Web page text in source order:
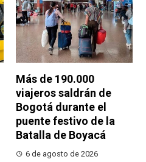
Más de 190.000
viajeros saldrán de
Bogotá durante el
puente festivo de la
Batalla de Boyacá
6 de agosto de 2026